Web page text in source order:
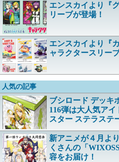
エンスカイより『
リーブが登場！
エンスカイより『
ャラクタースリー
人気の記事
ブシロード デッキ
116弾は大人気ア
スター ステラステ
新アニメが４月よ
くさんの「
容をお届け！